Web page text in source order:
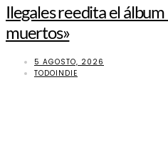
Ilegales reedita el álbum
muertos»
5 AGOSTO, 2026
TODOINDIE